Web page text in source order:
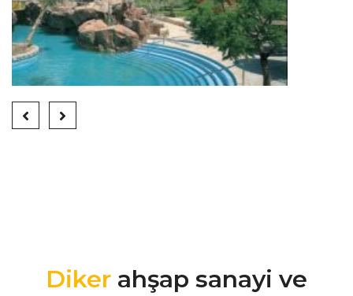
Diker ahşap sanayi ve